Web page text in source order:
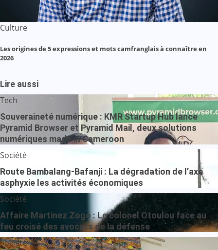
Culture
Les origines de 5 expressions et mots camfranglais à connaître en
2026
Lire aussi
Tech
Souveraineté numérique : KMR Startup Hub lance
Pyramid Browser et Pyramid Mail, deux solutions
numériques made in Cameroon
Société
Route Bambalang-Bafanji : La dégradation de l’axe
asphyxie les activités économiques
Société
Affaire Martinez Zogo : Le colonel Otoulou face au
feu croisé des avocats de la défense
Société